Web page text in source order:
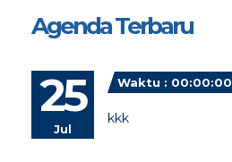
Agenda Terbaru
25
Jul
Waktu : 00:00:00
kkk